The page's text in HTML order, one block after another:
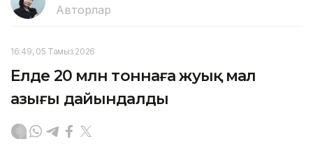
Авторлар
16:49, 05 Тамыз 2026
Елде 20 млн тоннаға жуық мал
азығы дайындалды